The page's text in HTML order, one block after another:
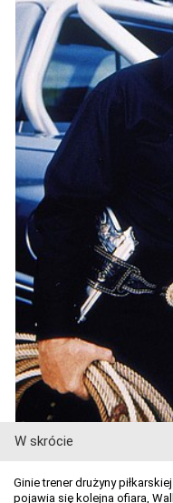
W skrócie
Ginie trener drużyny
pojawia się kolejna ofiara,